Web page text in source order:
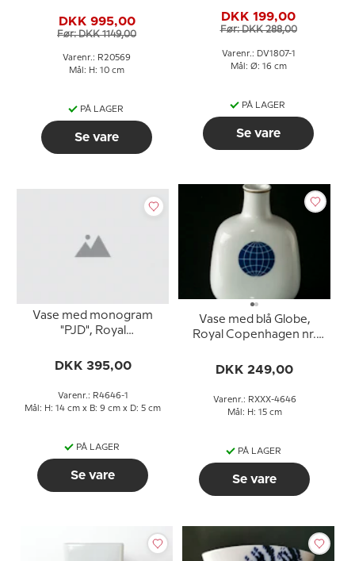
DKK 995,00
Før: DKK 1149,00
Varenr.: R20569
Mål: H: 10 cm
PÅ LAGER
Se vare
DKK 199,00
Før: DKK 288,00
Varenr.: DV1807-1
Mål: Ø: 16 cm
PÅ LAGER
Se vare
Vase med monogram
"PJD", Royal
DKK 395,00
Varenr.: R4646-1
Mål: H: 14 cm x B: 9 cm x D: 5 cm
PÅ LAGER
Se vare
Vase med blå Globe,
Royal Copenhagen nr.
DKK 249,00
Varenr.: RXXX-4646
Mål: H: 15 cm
PÅ LAGER
Se vare